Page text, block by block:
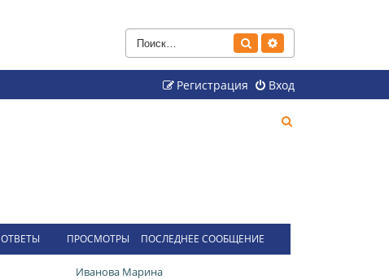
Поиск
Вход
Регистрация
ОТВЕТЫ ПРОСМОТРЫ ПОСЛЕДНЕЕ СООБЩЕНИЕ
Иванова Марина